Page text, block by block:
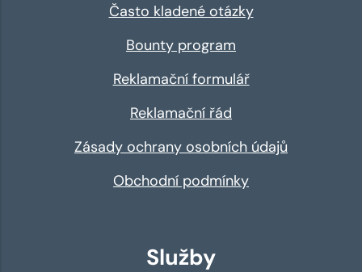
Často kladené otázky
Bounty program
Reklamační formulář
Reklamační řád
Zásady ochrany osobních údajů
Obchodní podmínky
Služby